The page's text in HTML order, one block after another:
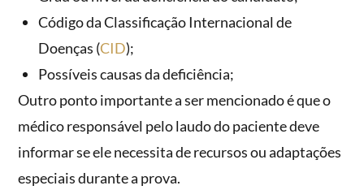
Código da Classificação Internacional de
Doenças (CID);
Possíveis causas da deficiência;
Outro ponto importante a ser mencionado é que o
médico responsável pelo laudo do paciente deve
informar se ele necessita de recursos ou adaptações
especiais durante a prova.